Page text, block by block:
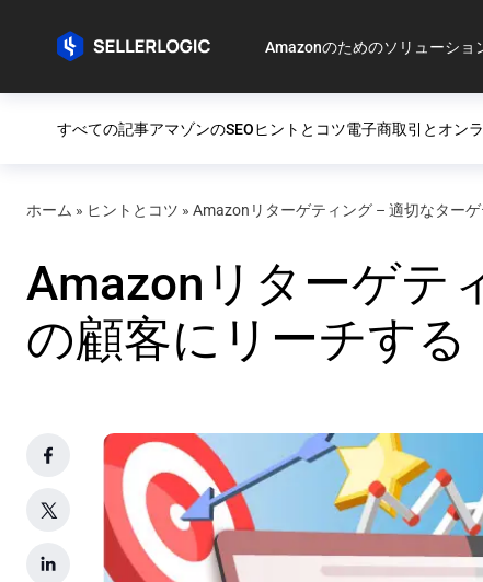
Amazonのためのソリューショ
すべての記事アマゾンのSEOヒントとコツ電子商取引とオン
ホーム » ヒントとコツ » Amazonリターゲティング – 適切なター
Amazonリターゲテ
の顧客にリーチする